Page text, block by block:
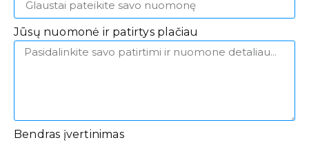
Jūsų nuomonė ir patirtys plačiau
Bendras įvertinimas